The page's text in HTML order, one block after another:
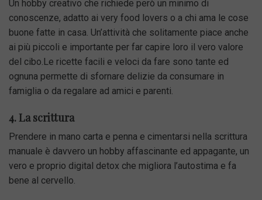
Un hobby creativo che richiede però un minimo di
conoscenze, adatto ai very food lovers o a chi ama le cose
buone fatte in casa. Un’attività che solitamente piace anche
ai più piccoli e importante per far capire loro il vero valore
del cibo. Le ricette facili e veloci da fare sono tante ed
ognuna permette di sfornare delizie da consumare in
famiglia o da regalare ad amici e parenti.
4. La scrittura
Prendere in mano carta e penna e cimentarsi nella scrittura
manuale è davvero un hobby affascinante ed appagante, un
vero e proprio digital detox che migliora l’autostima e fa
bene al cervello.